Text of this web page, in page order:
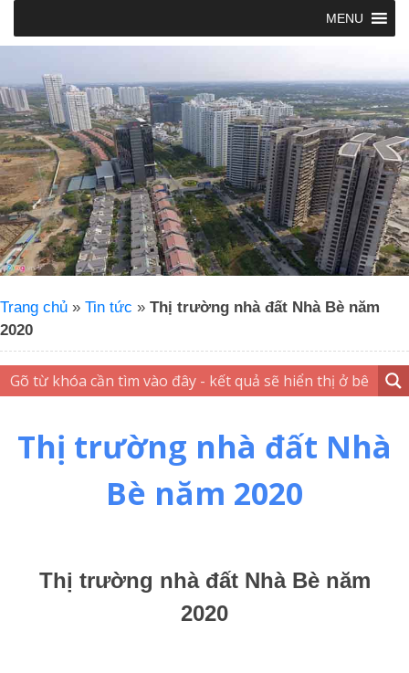
MENU
Trang chủ » Tin tức » Thị trường nhà đất Nhà Bè năm
2020
Thị trường nhà đất Nhà
Bè năm 2020
Thị trường nhà đất Nhà Bè năm
2020